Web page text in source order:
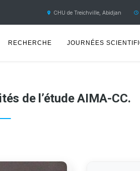
CHU de Treichville, Abidjan
RECHERCHE JOURNÉES
de l’étude AIMA-CC.